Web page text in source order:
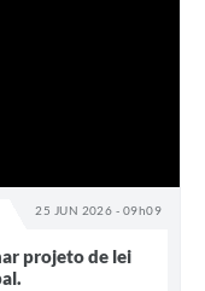
25 JUN 2026 - 09h09
projeto de lei